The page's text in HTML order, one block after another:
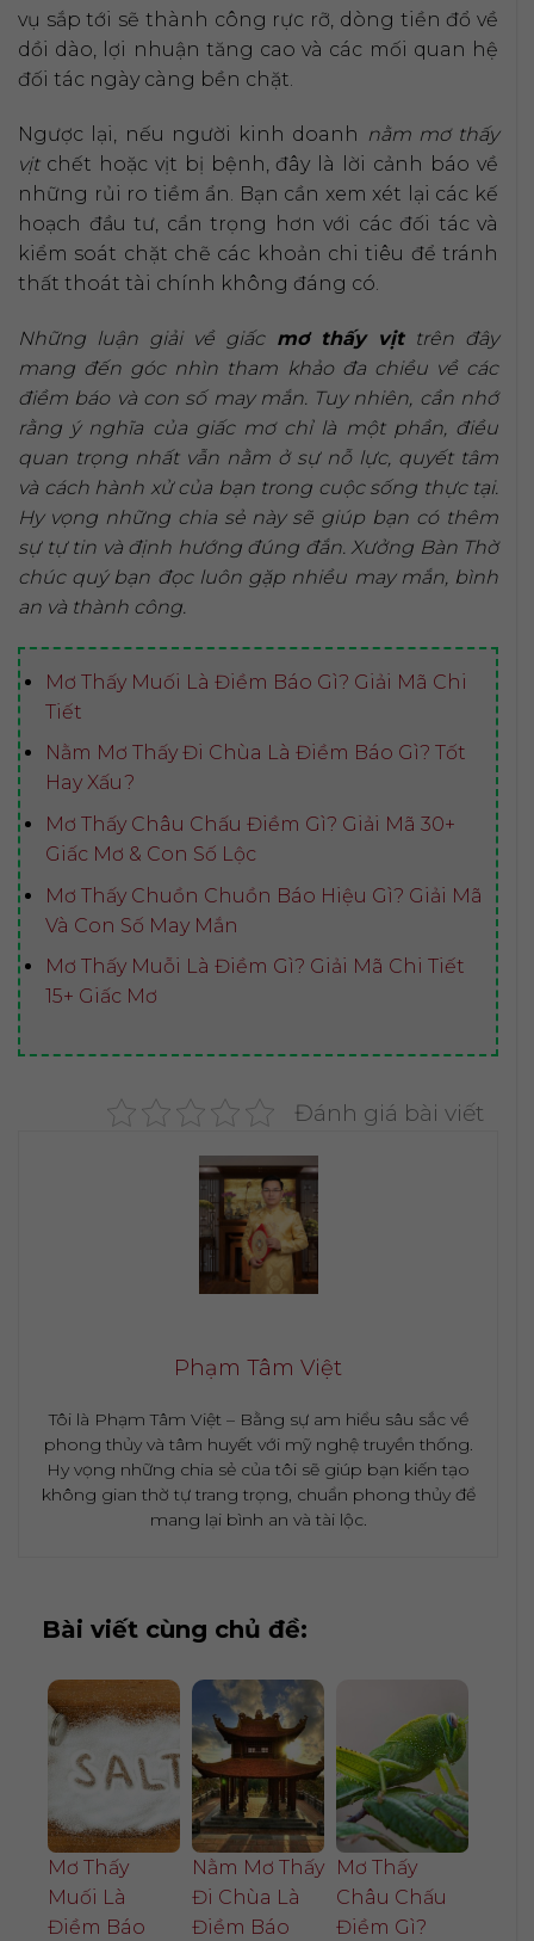
vụ sắp tới sẽ thành công rực rỡ, dòng tiền đổ về
dồi dào, lợi nhuận tăng cao và các mối quan hệ
đối tác ngày càng bền chặt.
Ngược lại, nếu người kinh doanh nằm mơ thấy
vịtchết hoặc vịt bị bệnh, đây là lời cảnh báo về
những rủi ro tiềm ẩn. Bạn cần xem xét lại các kế
hoạch đầu tư, cẩn trọng hơn với các đối tác và
kiểm soát chặt chẽ các khoản chi tiêu để tránh
thất thoát tài chính không đáng có.
Những luận giải về giấc mơ thấy vịttrên đây
mang đến góc nhìn tham khảo đa chiều về các
điềm báo và con số may mắn. Tuy nhiên, cần nhớ
rằng ý nghĩa của giấc mơ chỉ là một phần, điều
quan trọng nhất vẫn nằm ở sự nỗ lực, quyết tâm
và cách hành xử của bạn trong cuộc sống thực tại.
Hy vọng những chia sẻ này sẽ giúp bạn có thêm
sự tự tin và định hướng đúng đắn. Xưởng Bàn Thờ
chúc quý bạn đọc luôn gặp nhiều may mắn, bình
an và thành công.
Mơ Thấy Muối Là Điềm Báo Gì? Giải Mã Chi
Tiết
Nằm Mơ Thấy Đi Chùa Là Điềm Báo Gì? Tốt
Hay Xấu?
Mơ Thấy Châu Chấu Điềm Gì? Giải Mã 30+
Giấc Mơ & Con Số Lộc
Mơ Thấy Chuồn Chuồn Báo Hiệu Gì? Giải Mã
Và Con Số May Mắn
Mơ Thấy Muỗi Là Điềm Gì? Giải Mã Chi Tiết
15+ Giấc Mơ
Đánh giá bài viết
Phạm Tâm Việt
Tôi là Phạm Tâm Việt – Bằng sự am hiểu sâu sắc về
phong thủy và tâm huyết với mỹ nghệ truyền thống.
Hy vọng những chia sẻ của tôi sẽ giúp bạn kiến tạo
không gian thờ tự trang trọng, chuẩn phong thủy để
mang lại bình an và tài lộc.
Bài viết cùng chủ đề:
Mơ Thấy
Muối Là
Điềm Báo
Nằm Mơ Thấy
Đi Chùa Là
Điềm Báo
Mơ Thấy
Châu Chấu
Điềm Gì?